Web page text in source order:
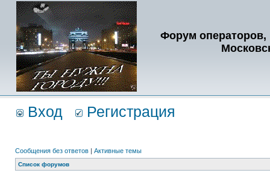
Форум операторов,
Вход Регистрация
Сообщения без ответов | Активные темы
Список форумов